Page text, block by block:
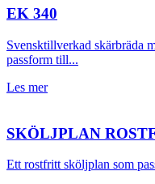
EK 340
Svensktillverkad skärbräda
passform till...
Les mer
SKÖLJPLAN
Ett rostfritt sköljplan som